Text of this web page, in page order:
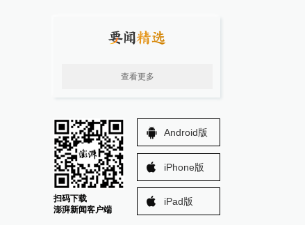
查看更多
扫码下载
澎湃新闻客户端
Android版
iPhone版
iPad版